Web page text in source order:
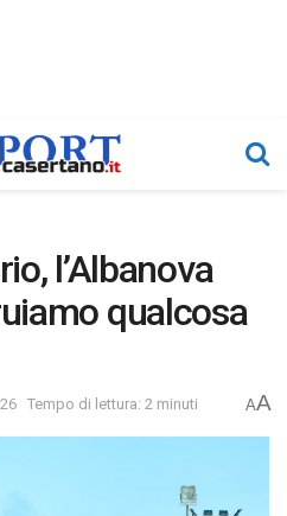
l’Albanova
qualcosa
Tempo di lettura: 2 minuti AA